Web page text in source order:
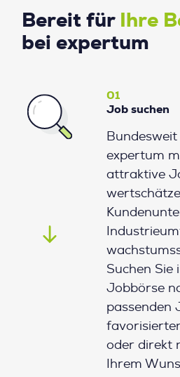
Bereit für
Ihre
bei expertum
01
Job suchen
expertum
attraktive
Suchen Sie
Jobbörse
passenden
oder direkt
Ihrem